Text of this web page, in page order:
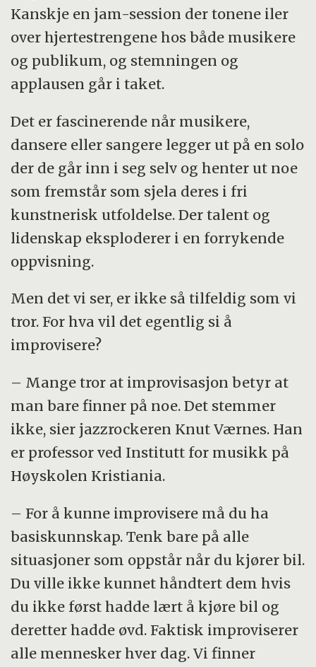
Kanskje en jam-session der tonene iler
over hjertestrengene hos både musikere
og publikum, og stemningen og
applausen går i taket.
Det er fascinerende når musikere,
dansere eller sangere legger ut på en solo
der de går inn i seg selv og henter ut noe
som fremstår som sjela deres i fri
kunstnerisk utfoldelse. Der talent og
lidenskap eksploderer i en forrykende
oppvisning.
Men det vi ser, er ikke så tilfeldig som vi
tror. For hva vil det egentlig si å
improvisere?
– Mange tror at improvisasjon betyr at
man bare finner på noe. Det stemmer
ikke, sier jazzrockeren Knut Værnes. Han
er professor ved Institutt for musikk på
Høyskolen Kristiania.
– For å kunne improvisere må du ha
basiskunnskap. Tenk bare på alle
situasjoner som oppstår når du kjører bil.
Du ville ikke kunnet håndtert dem hvis
du ikke først hadde lært å kjøre bil og
deretter hadde øvd. Faktisk improviserer
alle mennesker hver dag. Vi finner